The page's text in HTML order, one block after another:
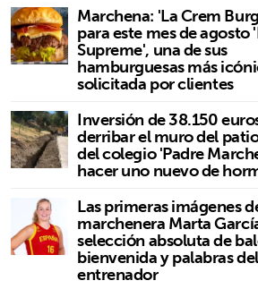
Marchena: 'La Crem
para este mes de agosto
Supreme', una de sus
hamburguesas más
solicitada por clientes
Inversión de 38.150
derribar el muro del
del colegio 'Padre
hacer uno nuevo de
Las primeras imágenes
marchenera Marta
selección absoluta de
bienvenida y palabras del
entrenador